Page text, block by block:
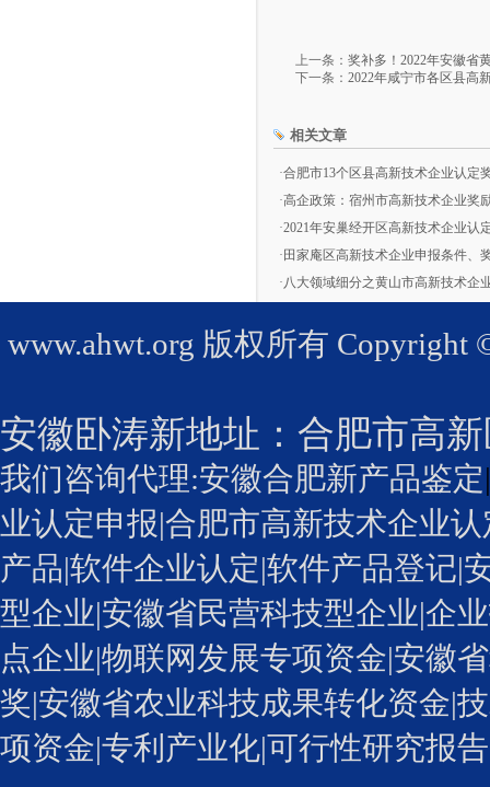
上一条： 奖补多！2022年安徽省
下一条： 2022年咸宁市各区县高
相关文章
·合肥市13个区县高新技术企业认定
·高企政策：宿州市高新技术企业奖
·2021年安巢经开区高新技术企业认
·田家庵区高新技术企业申报条件、
· 八大领域细分之黄山市高新技术企
www.ahwt.org 版权所有 Copyright
安徽卧涛新地址： 合肥市高
我们咨询代理:安徽合肥新产品鉴定|
业认定申报|合肥市高新技术企业
产品|软件企业认定|软件产品登记|
型企业|安徽省民营科技型企业|企
点企业|物联网发展专项资金|安徽
奖|安徽省农业科技成果转化资金|
项资金|专利产业化|可行性研究报告